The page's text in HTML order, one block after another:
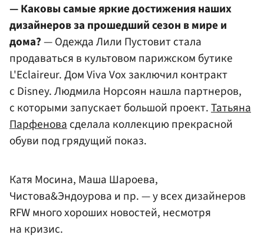
— Каковы самые яркие достижения наших
дизайнеров за прошедший сезон в мире и
дома?— Одежда Лили Пустовит стала
продаваться в культовом парижском бутике
L'Eclaireur. Дом Viva Vox заключил контракт
с Disney. Людмила Норсоян нашла партнеров,
с которыми запускает большой проект.Татьяна
Парфеновасделала коллекцию прекрасной
обуви под грядущий показ.
Катя Мосина, Маша Шароева,
Чистова&Эндоурова и пр. — у всех дизайнеров
RFW много хороших новостей, несмотря
на кризис.